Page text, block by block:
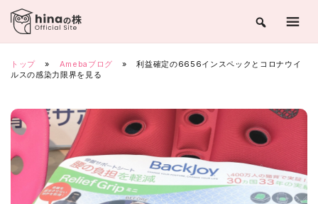
Skip
content
トップ » Amebaブログ »
利益確定の6656インスペックとコロナウイ
ルスの感染力限界を見る